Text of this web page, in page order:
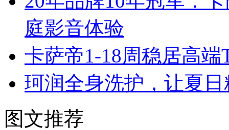
庭影音体验
卡萨帝1-18周稳居高
珂润全身洗护，让夏
图文推荐